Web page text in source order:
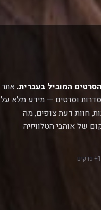
אתר
וסרטים — מידע מלא על
חוות דעת צופים, מה
של אוהבי הטלוויזיה